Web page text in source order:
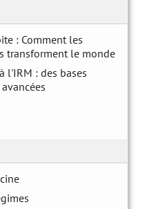
: Comment les
transforment le monde
l'IRM : des bases